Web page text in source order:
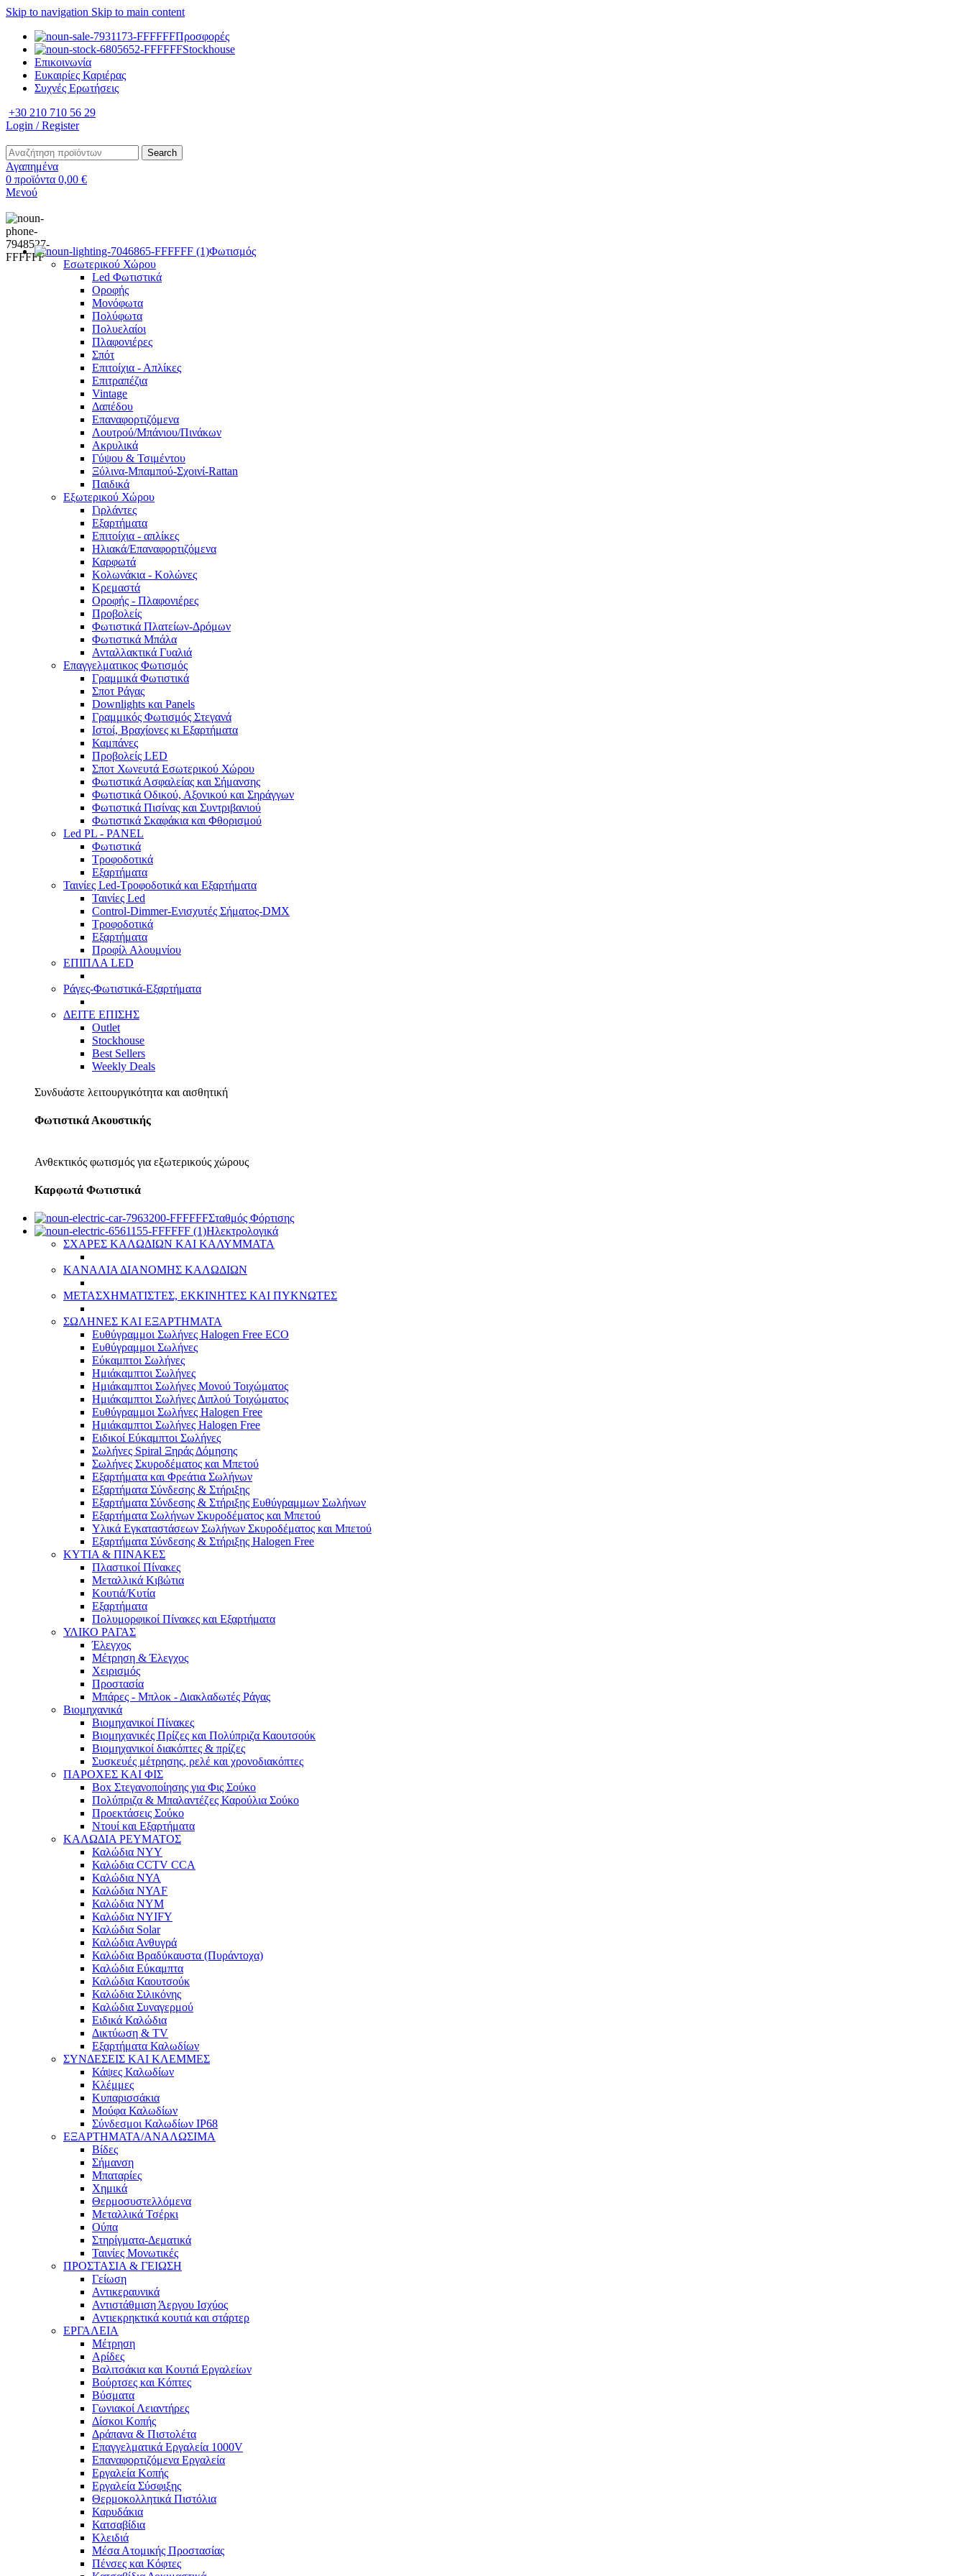
Skip to navigation Skip to main content
Προσφορές
Stockhouse
Επικοινωνία
Ευκαιρίες Καριέρας
Συχνές Ερωτήσεις
+30 210 710 56 29
Login / Register
Search
Αγαπημένα
0 προϊόντα 0,00 €
Μενού
Φωτισμός
Εσωτερικού Χώρου
Led Φωτιστικά
Οροφής
Μονόφωτα
Πολύφωτα
Πολυελαίοι
Πλαφονιέρες
Σπότ
Επιτοίχια - Απλίκες
Επιτραπέζια
Vintage
Δαπέδου
Επαναφορτιζόμενα
Λουτρού/Μπάνιου/Πινάκων
Ακρυλικά
Γύψου & Τσιμέντου
Ξύλινα-Μπαμπού-Σχοινί-Rattan
Παιδικά
Εξωτερικού Χώρου
Γιρλάντες
Εξαρτήματα
Επιτοίχια - απλίκες
Ηλιακά/Επαναφορτιζόμενα
Καρφωτά
Κολωνάκια - Κολώνες
Κρεμαστά
Οροφής - Πλαφονιέρες
Προβολείς
Φωτιστικά Πλατείων-Δρόμων
Φωτιστικά Μπάλα
Ανταλλακτικά Γυαλιά
Επαγγελματικος Φωτισμός
Γραμμικά Φωτιστικά
Σποτ Ράγας
Downlights και Panels
Γραμμικός Φωτισμός Στεγανά
Ιστοί, Βραχίονες κι Εξαρτήματα
Καμπάνες
Προβολείς LED
Σποτ Χωνευτά Εσωτερικού Χώρου
Φωτιστικά Ασφαλείας και Σήμανσης
Φωτιστικά Οδικού, Αξονικού και Σηράγγων
Φωτιστικά Πισίνας και Συντριβανιού
Φωτιστικά Σκαφάκια και Φθορισμού
Led PL - PANEL
Φωτιστικά
Τροφοδοτικά
Εξαρτήματα
Ταινίες Led-Τροφοδοτικά και Εξαρτήματα
Ταινίες Led
Control-Dimmer-Ενισχυτές Σήματος-DMX
Τροφοδοτικά
Εξαρτήματα
Προφίλ Αλουμνίου
ΕΠΙΠΛΑ LED
Ράγες-Φωτιστικά-Εξαρτήματα
ΔΕΙΤΕ ΕΠΙΣΗΣ
Outlet
Stockhouse
Best Sellers
Weekly Deals
Συνδυάστε λειτουργικότητα και αισθητική
Φωτιστικά Ακουστικής
Ανθεκτικός φωτισμός για εξωτερικούς χώρους
Καρφωτά Φωτιστικά
Σταθμός Φόρτισης
Ηλεκτρολογικά
ΣΧΑΡΕΣ ΚΑΛΩΔΙΩΝ ΚΑΙ ΚΑΛΥΜΜΑΤΑ
ΚΑΝΑΛΙΑ ΔΙΑΝΟΜΗΣ ΚΑΛΩΔΙΩΝ
ΜΕΤΑΣΧΗΜΑΤΙΣΤΕΣ, ΕΚΚΙΝΗΤΕΣ ΚΑΙ ΠΥΚΝΩΤΕΣ
ΣΩΛΗΝΕΣ ΚΑΙ ΕΞΑΡΤΗΜΑΤΑ
Ευθύγραμμοι Σωλήνες Halogen Free ECO
Ευθύγραμμοι Σωλήνες
Εύκαμπτοι Σωλήνες
Ημιάκαμπτοι Σωλήνες
Ημιάκαμπτοι Σωλήνες Μονού Τοιχώματος
Ημιάκαμπτοι Σωλήνες Διπλού Τοιχώματος
Ευθύγραμμοι Σωλήνες Halogen Free
Ημιάκαμπτοι Σωλήνες Halogen Free
Ειδικοί Εύκαμπτοι Σωλήνες
Σωλήνες Spiral Ξηράς Δόμησης
Σωλήνες Σκυροδέματος και Μπετού
Εξαρτήματα και Φρεάτια Σωλήνων
Εξαρτήματα Σύνδεσης & Στήριξης
Εξαρτήματα Σύνδεσης & Στήριξης Ευθύγραμμων Σωλήνων
Εξαρτήματα Σωλήνων Σκυροδέματος και Μπετού
Υλικά Εγκαταστάσεων Σωλήνων Σκυροδέματος και Μπετού
Εξαρτήματα Σύνδεσης & Στήριξης Halogen Free
ΚΥΤΙΑ & ΠΙΝΑΚΕΣ
Πλαστικοί Πίνακες
Μεταλλικά Κιβώτια
Κουτιά/Κυτία
Εξαρτήματα
Πολυμορφικοί Πίνακες και Εξαρτήματα
ΥΛΙΚΟ ΡΑΓΑΣ
Έλεγχος
Μέτρηση & Έλεγχος
Χειρισμός
Προστασία
Μπάρες - Μπλοκ - Διακλαδωτές Ράγας
Βιομηχανικά
Βιομηχανικοί Πίνακες
Βιομηχανικές Πρίζες και Πολύπριζα Καουτσούκ
Βιομηχανικοί διακόπτες & πρίζες
Συσκευές μέτρησης, ρελέ και χρονοδιακόπτες
ΠΑΡΟΧΕΣ ΚΑΙ ΦΙΣ
Box Στεγανοποίησης για Φις Σούκο
Πολύπριζα & Μπαλαντέζες Καρούλια Σούκο
Προεκτάσεις Σούκο
Ντουί και Εξαρτήματα
ΚΑΛΩΔΙΑ ΡΕΥΜΑΤΟΣ
Καλώδια NYY
Καλώδια CCTV CCA
Καλώδια NYA
Καλώδια NYAF
Καλώδια NYM
Καλώδια NYIFY
Καλώδια Solar
Καλώδια Ανθυγρά
Καλώδια Βραδύκαυστα (Πυράντοχα)
Καλώδια Εύκαμπτα
Καλώδια Καουτσούκ
Καλώδια Σιλικόνης
Καλώδια Συναγερμού
Ειδικά Καλώδια
Δικτύωση & TV
Εξαρτήματα Καλωδίων
ΣΥΝΔΕΣΕΙΣ ΚΑΙ ΚΛΕΜΜΕΣ
Κάψες Καλωδίων
Κλέμμες
Κυπαρισσάκια
Μούφα Καλωδίων
Σύνδεσμοι Καλωδίων IP68
ΕΞΑΡΤΗΜΑΤΑ/ΑΝΑΛΩΣΙΜΑ
Βίδες
Σήμανση
Μπαταρίες
Χημικά
Θερμοσυστελλόμενα
Μεταλλικά Τσέρκι
Ούπα
Στηρίγματα-Δεματικά
Ταινίες Μονωτικές
ΠΡΟΣΤΑΣΙΑ & ΓΕΙΩΣΗ
Γείωση
Αντικεραυνικά
Αντιστάθμιση Άεργου Ισχύος
Αντιεκρηκτικά κουτιά και στάρτερ
ΕΡΓΑΛΕΙΑ
Μέτρηση
Αρίδες
Βαλιτσάκια και Κουτιά Εργαλείων
Βούρτσες και Κόπτες
Βύσματα
Γωνιακοί Λειαντήρες
Δίσκοι Κοπής
Δράπανα & Πιστολέτα
Επαγγελματικά Εργαλεία 1000V
Επαναφορτιζόμενα Εργαλεία
Εργαλεία Κοπής
Εργαλεία Σύσφιξης
Θερμοκολλητικά Πιστόλια
Καρυδάκια
Κατσαβίδια
Κλειδιά
Μέσα Ατομικής Προστασίας
Πένσες και Κόφτες